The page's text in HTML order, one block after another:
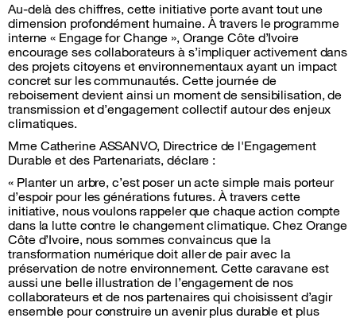
Au-delà des chiffres, cette initiative porte avant tout une
dimension profondément humaine. À travers le programme
interne « Engage for Change », Orange Côte d’Ivoire
encourage ses collaborateurs à s’impliquer activement dans
des projets citoyens et environnementaux ayant un impact
concret sur les communautés. Cette journée de
reboisement devient ainsi un moment de sensibilisation, de
transmission et d’engagement collectif autour des enjeux
climatiques.
Mme Catherine ASSANVO, Directrice de l'Engagement
Durable et des Partenariats, déclare :
« Planter un arbre, c’est poser un acte simple mais porteur
d’espoir pour les générations futures. À travers cette
initiative, nous voulons rappeler que chaque action compte
dans la lutte contre le changement climatique. Chez Orange
Côte d’Ivoire, nous sommes convaincus que la
transformation numérique doit aller de pair avec la
préservation de notre environnement. Cette caravane est
aussi une belle illustration de l’engagement de nos
collaborateurs et de nos partenaires qui choisissent d’agir
ensemble pour construire un avenir plus durable et plus